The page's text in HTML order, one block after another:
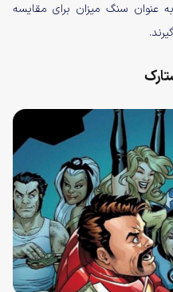
عنوان سنگ میزان برای مقایسه